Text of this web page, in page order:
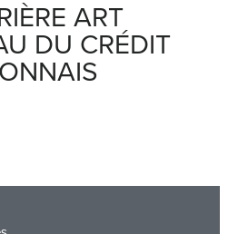
ART
DU CRÉDIT